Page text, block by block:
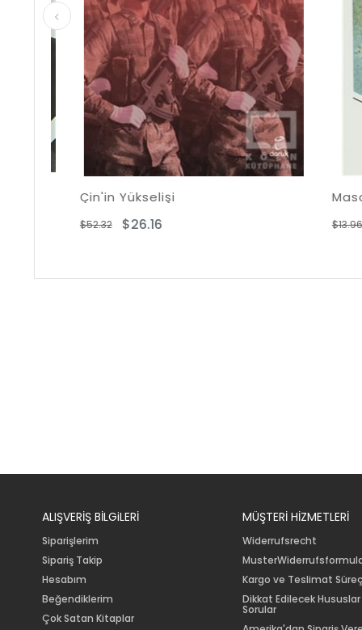
Çin'in Yükselişi
$26.16
$52.32 $13.96
ALIŞVERİŞ BİLGiLERİ
Siparişlerim
Sipariş Takip
Hesabım
Beğendiklerim
Çok Satan Kitaplar
MÜŞTERİ HİZMETLERİ
Widerrufsrecht
Kargo ve Teslimat
Dikkat Edilecek Hususlar
Sorular